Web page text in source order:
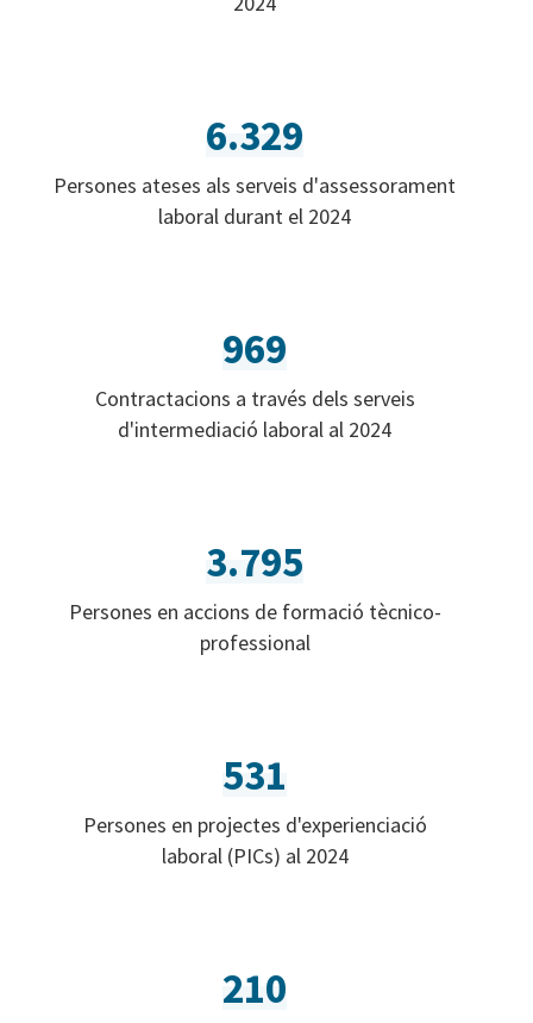
6.329
Persones ateses als serveis d'assessorament
laboral durant el 2024
969
Contractacions a través dels serveis
d'intermediació laboral al 2024
3.795
Persones en accions de formació tècnico-
professional
531
Persones en projectes d'experienciació
laboral (PICs) al 2024
210